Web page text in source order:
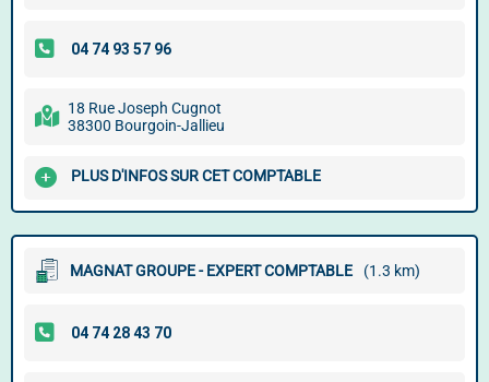
18 Rue Joseph Cugnot
38300 Bourgoin-Jallieu
PLUS D'INFOS SUR CET COMPTABLE
MAGNAT GROUPE - EXPERT COMPTABLE (1.3 km)